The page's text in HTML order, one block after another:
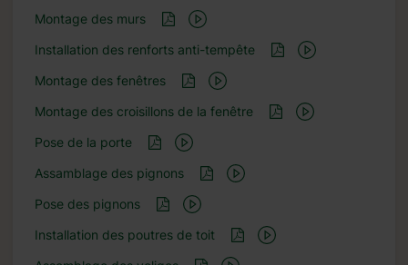
Montage des murs
Installation des renforts anti-tempête
Montage des fenêtres
Montage des croisillons de la fenêtre
Pose de la porte
Assamblage des pignons
Pose des pignons
Installation des poutres de toit